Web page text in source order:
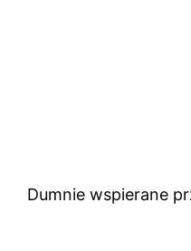
Dumnie wspierane